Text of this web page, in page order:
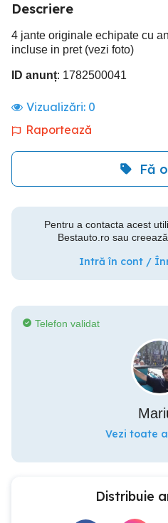
Descriere
4 jante originale echipate cu
incluse in pret (vezi foto)
ID anunț: 1782500041
Vizualizări: 0
Raportează
Fă
Pentru a contacta acest
Bestauto.ro sau
Intră în cont /
Telefon validat
Vezi toate
Distribuie